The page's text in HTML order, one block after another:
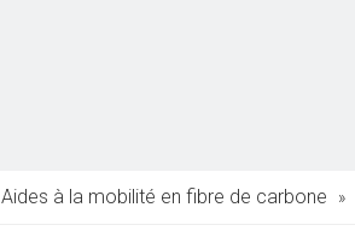
Aides à la mobilité en fibre de carbone »